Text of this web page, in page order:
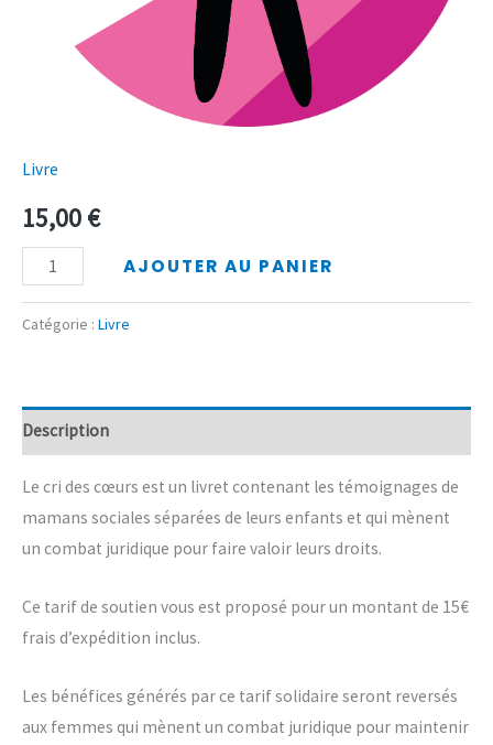
Livre
15,00 €
AJOUTER AU PANIER
Catégorie : Livre
Description
Le cri des cœurs est un livret contenant les témoignages de
mamans sociales séparées de leurs enfants et qui mènent
un combat juridique pour faire valoir leurs droits.
Ce tarif de soutien vous est proposé pour un montant de 15€
frais d’expédition inclus.
Les bénéfices générés par ce tarif solidaire seront reversés
aux femmes qui mènent un combat juridique pour maintenir